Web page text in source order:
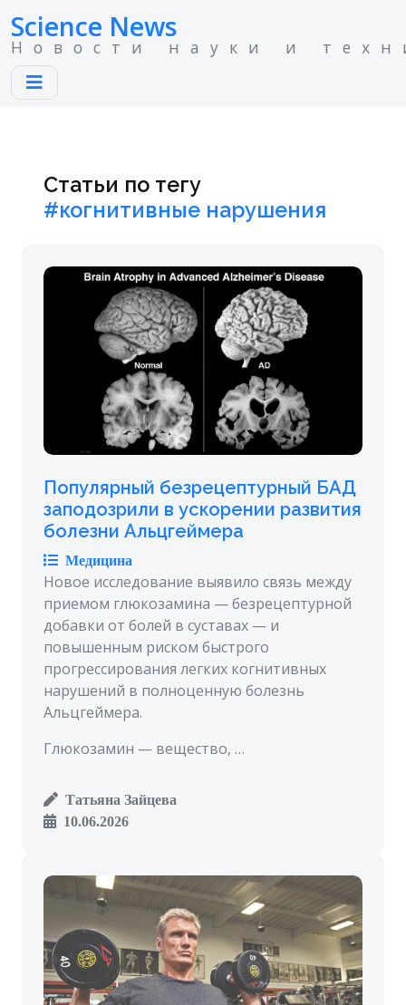
Science News
Новости науки и
Статьи по тегу
#когнитивные нарушения
Популярный безрецептурный БАД
заподозрили в ускорении развития
болезни Альцгеймера
Медицина
Новое исследование выявило связь между
приемом глюкозамина — безрецептурной
добавки от болей в суставах — и
повышенным риском быстрого
прогрессирования легких когнитивных
нарушений в полноценную болезнь
Альцгеймера.
Глюкозамин — вещество, …
Татьяна Зайцева
10.06.2026